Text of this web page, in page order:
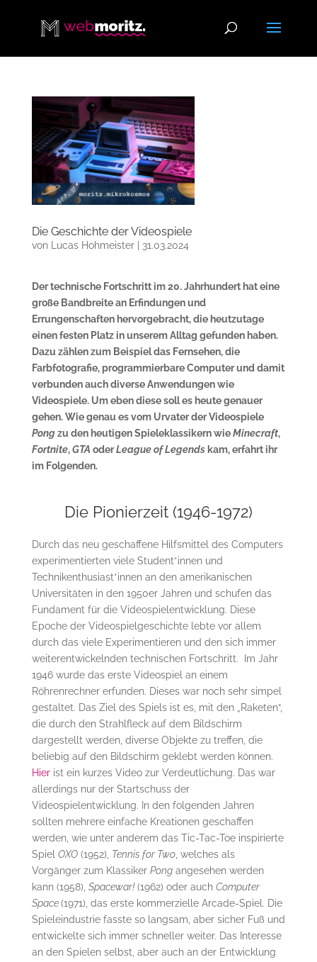
Die Geschichte der Videospiele
von Lucas Hohmeister| 31.03.2024
Der technische Fortschritt im 20. Jahrhundert hat eine
große Bandbreite an Erfindungen und
Errungenschaften hervorgebracht, die heutzutage
einen festen Platz in unserem Alltag gefunden haben.
Dazu zählen zum Beispiel das Fernsehen, die
Farbfotografie, programmierbare Computer und damit
verbunden auch diverse Anwendungen wie
Videospiele. Um eben diese soll es heute genauer
gehen. Wie genau es vom Urvater der Videospiele
Pongzu den heutigen Spieleklassikern wieMinecraft,
Fortnite,GTA oderLeague of Legendskam, erfahrt ihr
im Folgenden.
Die Pionierzeit (1946-1972)
Durch das neu geschaffene Hilfsmittel des Computers
experimentierten viele Student*innen und
Technikenthusiast*innen an den amerikanischen
Universitäten in den 1950er Jahren und schufen das
Fundament für die Videospielentwicklung. Diese
Epoche der Videospielgeschichte lebte vor allem
durch das viele Experimentieren und den sich immer
weiterentwickelnden technischen Fortschritt. Im Jahr
1946 wurde das erste Videospiel an einem
Röhrenrechner erfunden. Dieses war noch sehr simpel
gestaltet. Das Ziel des Spiels ist es, mit den „Raketen“,
die durch den Strahlfleck auf dem Bildschirm
dargestellt werden, diverse Objekte zu treffen, die
beliebig auf den Bildschirm geklebt werden können.
Hierist ein kurzes Video zur Verdeutlichung. Das war
allerdings nur der Startschuss der
Videospielentwicklung. In den folgenden Jahren
sollten mehrere einfache Kreationen geschaffen
werden, wie unter anderem das Tic-Tac-Toe inspirierte
Spiel OXO(1952), Tennis for Two, welches als
Vorgänger zum Klassiker Pongangesehen werden
kann (1958), Spacewar!(1962) oder auch Computer
Space(1971), das erste kommerzielle Arcade-Spiel. Die
Spieleindustrie fasste so langsam, aber sicher Fuß und
entwickelte sich immer schneller weiter. Das Interesse
an den Spielen selbst, aber auch an der Entwicklung